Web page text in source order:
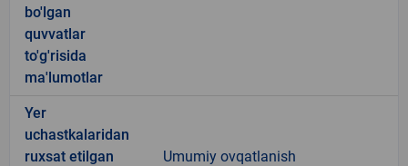
bo'lgan
quvvatlar
to'g'risida
ma'lumotlar
Yer
uchastkalaridan
ruxsat etilgan
Umumiy ovqatlanish